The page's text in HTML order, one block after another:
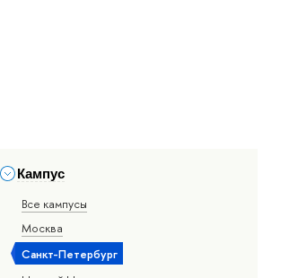
Кампус
Все кампусы
Москва
Санкт-Петербург